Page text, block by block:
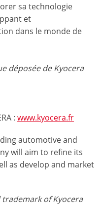
sa technologie
et
dans le monde de
déposée de Kyocera
: www.kyocera.fr
automotive and
will aim to refine its
as develop and market
trademark of Kyocera